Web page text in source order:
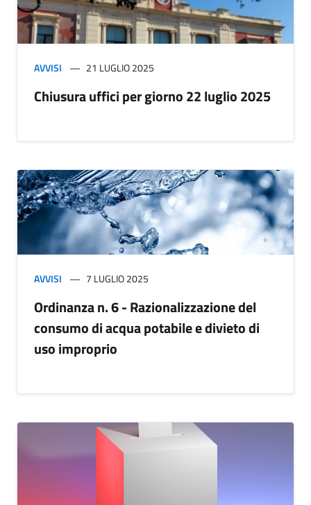
AVVISI 21 LUGLIO 2025
Chiusura uffici per giorno 22 luglio 2025
AVVISI 7 LUGLIO 2025
Ordinanza n. 6 - Razionalizzazione del
consumo di acqua potabile e divieto di
uso improprio